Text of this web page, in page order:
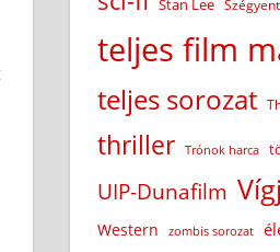
teljes film
teljes sorozat
thriller Trónok harca
UIP-Dunafilm
Western zombis sorozat